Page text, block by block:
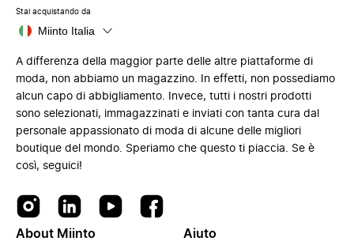
Stai acquistando da
Miinto Italia
A differenza della maggior parte delle altre piattaforme di
moda, non abbiamo un magazzino. In effetti, non possediamo
alcun capo di abbigliamento. Invece, tutti i nostri prodotti
sono selezionati, immagazzinati e inviati con tanta cura dal
personale appassionato di moda di alcune delle migliori
boutique del mondo. Speriamo che questo ti piaccia. Se è
così, seguici!
About Miinto Aiuto